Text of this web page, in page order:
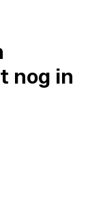
nog in